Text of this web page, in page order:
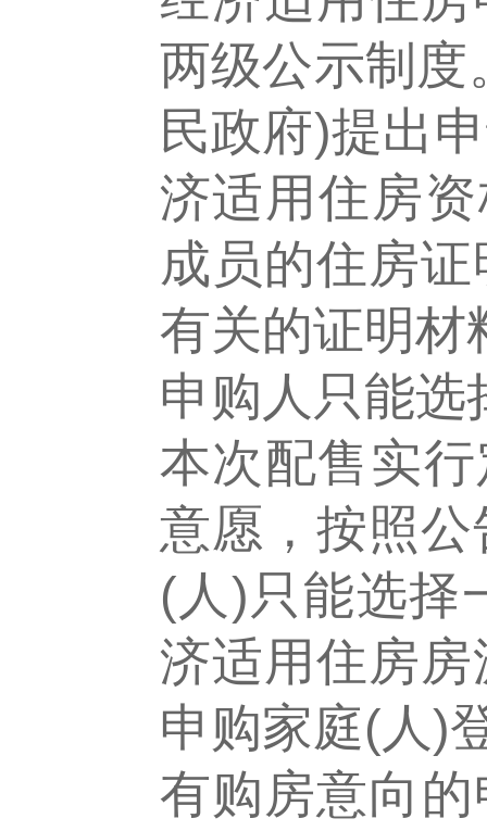
两级公示制
民政府)提出
济适用住房
成员的住房
有关的证明材
申购人只能选
本次配售实
意愿，按照
(人)只能选择
济适用住房
申购家庭(人)
有购房意向